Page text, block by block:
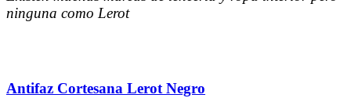
ninguna como Lerot
Antifaz Cortesana Lerot Negro